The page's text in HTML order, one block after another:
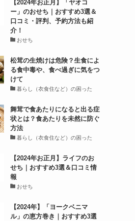
【2024年お正月】「ヤオコ
ー」のおせち｜おすすめ3選＆
口コミ・評判、予約方法も紹
介！
おせち
松茸の生焼けは危険？生食によ
る食中毒や、食べ過ぎに気をつ
けて
暮らし（衣食住など）の困った
舞茸で食あたりになると出る症
状とは？食あたりを未然に防ぐ
方法
暮らし（衣食住など）の困った
【2024年お正月】ライフのお
せち｜おすすめ3選＆口コミ情
報
おせち
【2024年】「ヨークベニマ
ル」の恵方巻き｜おすすめ3選